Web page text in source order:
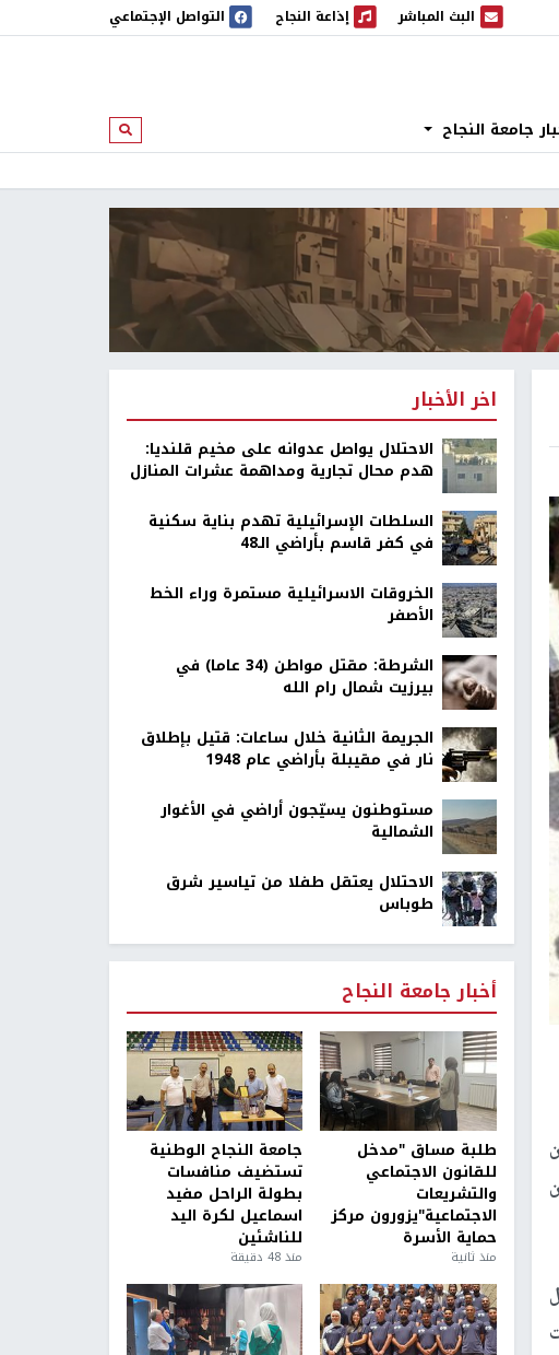
البث المباشر
البث المباشر إذاعة النجاح
إذاعة النجاح التواصل الإجتماعي
جامعة النجاح ابحث
اخر الأخبار
الاحتلال يواصل عدوانه على مخيم قلنديا:
هدم محال تجارية ومداهمة عشرات المنازل
السلطات الإسرائيلية تهدم بناية سكنية
في كفر قاسم بأراضي الـ48
الخروقات الاسرائيلية مستمرة وراء الخط
الأصفر
الشرطة: مقتل مواطن (34 عاما) في
بيرزيت شمال رام الله
الجريمة الثانية خلال ساعات: قتيل بإطلاق
نار في مقيبلة بأراضي عام 1948
مستوطنون يسيّجون أراضي في الأغوار
الشمالية
الاحتلال يعتقل طفلا من تياسير شرق
طوباس
أخبار جامعة النجاح
طلبة مساق "مدخل
للقانون الاجتماعي
والتشريعات
الاجتماعية"يزورون مركز
حماية الأسرة
منذ ثانية
جامعة النجاح الوطنية
تستضيف منافسات
بطولة الراحل مفيد
اسماعيل لكرة اليد
للناشئين
منذ 48 دقيقة